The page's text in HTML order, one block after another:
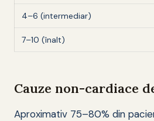
4–6 (intermediar)
7–10 (înalt)
Cauze non-cardiace
Aproximativ 75–80% din